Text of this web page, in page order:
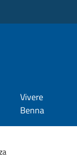
Vivere
Benna